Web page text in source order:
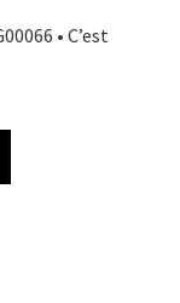
• C’est